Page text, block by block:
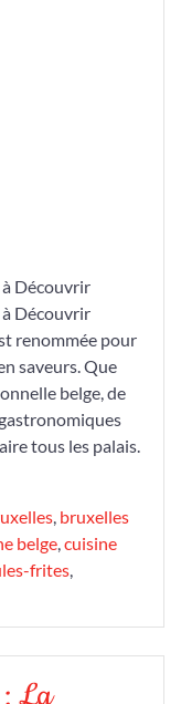
Découvrir
Découvrir
renommée pour
saveurs. Que
belge, de
tous les palais.
, bruxelles
belge,cuisine
frites,